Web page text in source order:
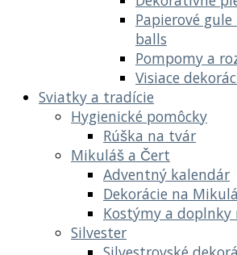
Papierové
balls
Pompomy a
Visiace
Sviatky a tradície
Hygienické pomôcky
Rúška na tvár
Mikuláš a Čert
Adventný kalendár
Dekorácie na
Kostýmy a doplnky
Silvester